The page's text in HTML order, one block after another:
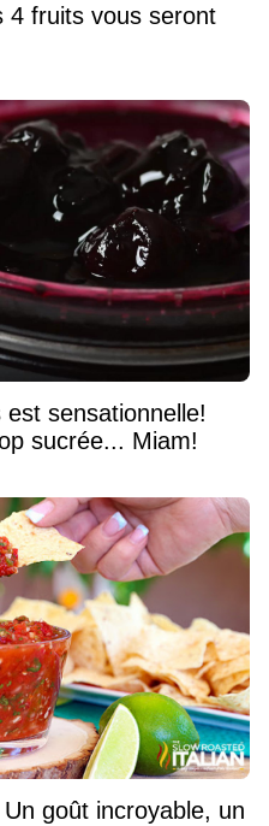
4 fruits vous seront
sensationnelle!
sucrée... Miam!
goût incroyable, un